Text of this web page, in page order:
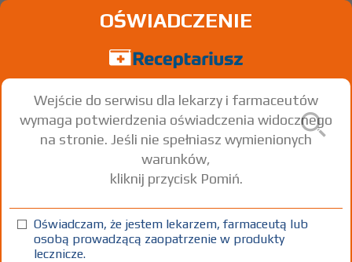
Diclofenac sodium
plaster leczniczy 140 mg 2 szt. Na skórę
OŚWIADCZENIE
Wejście do serwisu dla lekarzy i farmaceutów
wymaga potwierdzenia oświadczenia widocznego
na stronie. Jeśli nie spełniasz wymienionych
warunków,
kliknij przycisk Pomiń.
Oświadczam, że jestem lekarzem, farmaceutą lub
osobą prowadzącą zaopatrzenie w produkty
lecznicze.